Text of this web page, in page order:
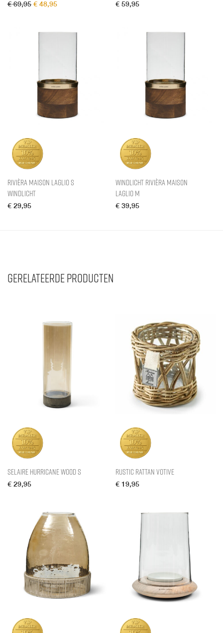
€69,95 Oorspronkelijke prijs was: € 69,95.
€ 48,95Huidige prijs is: € 48,95.
€ 59,95
Rivièra Maison Laglio S
Windlicht
€ 29,95
Windlicht Rivièra Maison
Laglio M
€ 39,95
Gerelateerde producten
Selaire Hurricane Wood S
€ 29,95
Rustic Rattan Votive
€ 19,95